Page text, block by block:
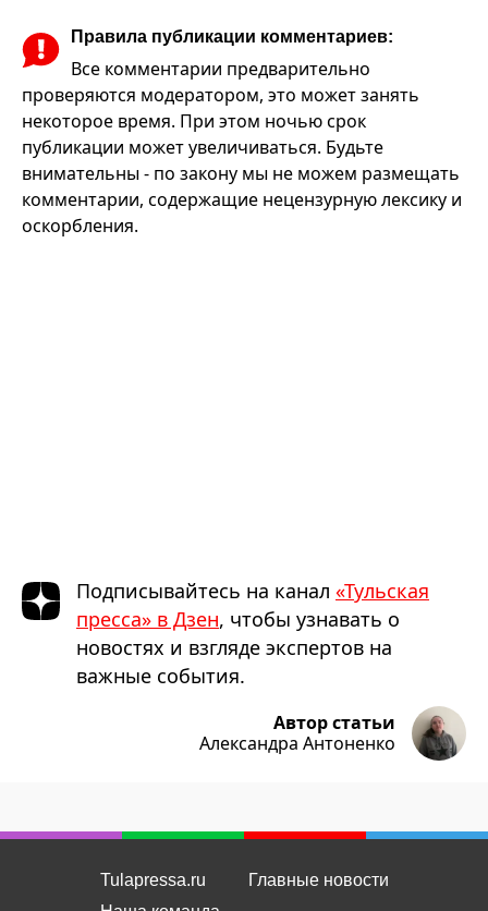
Правила публикации комментариев:
Все комментарии предварительно
проверяются модератором, это может занять
некоторое время. При этом ночью срок
публикации может увеличиваться. Будьте
внимательны - по закону мы не можем размещать
комментарии, содержащие нецензурную лексику и
оскорбления.
Подписывайтесь на канал «Тульская
пресса» в Дзен, чтобы узнавать о
новостях и взгляде экспертов на
важные события.
Автор статьи
Александра Антоненко
Tulapressa.ru
Главные новости